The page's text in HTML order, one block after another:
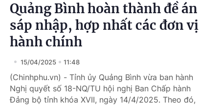
Quảng Bình hoàn thành đề án
sáp nhập, hợp nhất các đơn vị
hành chính
15/04/2025 11:48
(Chinhphu.vn) - Tỉnh ủy Quảng Bình vừa ban hành
Nghị quyết số 18-NQ/TU hội nghị Ban Chấp hành
Đảng bộ tỉnh khóa XVII, ngày 14/4/2025. Theo đó,